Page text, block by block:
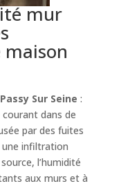
mur
Sur Seine :
dans de
par des fuites
une infiltration
l’humidité
aux murs et à